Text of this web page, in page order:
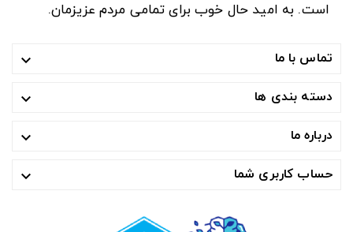
است. به امید حال خوب برای تمامی مردم عزیزمان.
تماس با ما 
دسته بندی ها 
درباره ما 
حساب کاربری شما 